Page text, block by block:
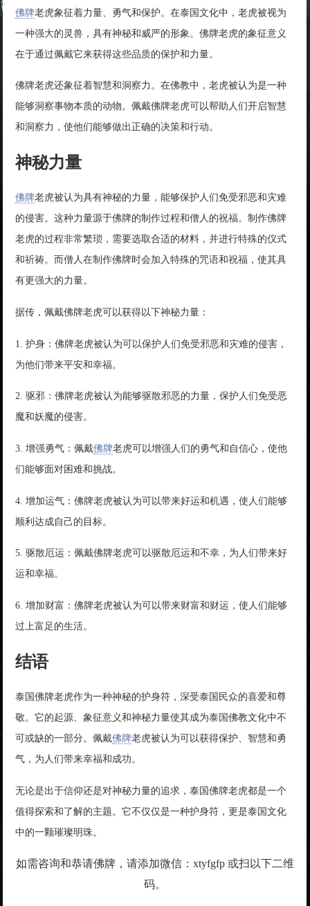
佛牌老虎象征着力量、勇气和保护。在泰国文化中，老虎被视为
一种强大的灵兽，具有神秘和威严的形象。佛牌老虎的象征意义
在于通过佩戴它来获得这些品质的保护和力量。
佛牌老虎还象征着智慧和洞察力。在佛教中，老虎被认为是一种
能够洞察事物本质的动物。佩戴佛牌老虎可以帮助人们开启智慧
和洞察力，使他们能够做出正确的决策和行动。
神秘力量
佛牌老虎被认为具有神秘的力量，能够保护人们免受邪恶和灾难
的侵害。这种力量源于佛牌的制作过程和僧人的祝福。制作佛牌
老虎的过程非常繁琐，需要选取合适的材料，并进行特殊的仪式
和祈祷。而僧人在制作佛牌时会加入特殊的咒语和祝福，使其具
有更强大的力量。
据传，佩戴佛牌老虎可以获得以下神秘力量：
1. 护身：佛牌老虎被认为可以保护人们免受邪恶和灾难的侵害，
为他们带来平安和幸福。
2. 驱邪：佛牌老虎被认为能够驱散邪恶的力量，保护人们免受恶
魔和妖魔的侵害。
3. 增强勇气：佩戴佛牌老虎可以增强人们的勇气和自信心，使他
们能够面对困难和挑战。
4. 增加运气：佛牌老虎被认为可以带来好运和机遇，使人们能够
顺利达成自己的目标。
5. 驱散厄运：佩戴佛牌老虎可以驱散厄运和不幸，为人们带来好
运和幸福。
6. 增加财富：佛牌老虎被认为可以带来财富和财运，使人们能够
过上富足的生活。
结语
泰国佛牌老虎作为一种神秘的护身符，深受泰国民众的喜爱和尊
敬。它的起源、象征意义和神秘力量使其成为泰国佛教文化中不
可或缺的一部分。佩戴佛牌老虎被认为可以获得保护、智慧和勇
气，为人们带来幸福和成功。
无论是出于信仰还是对神秘力量的追求，泰国佛牌老虎都是一个
值得探索和了解的主题。它不仅仅是一种护身符，更是泰国文化
中的一颗璀璨明珠。
如需咨询和恭请佛牌，请添加微信：xtyfgfp 或扫以下二维
码。